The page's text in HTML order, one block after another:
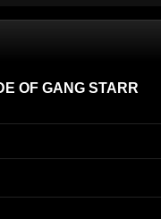
OF GANG STARR